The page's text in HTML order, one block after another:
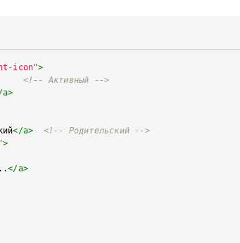
icon">
<!-- Активный -->
a>
</a>
<!-- Родительский -->
>
</a>